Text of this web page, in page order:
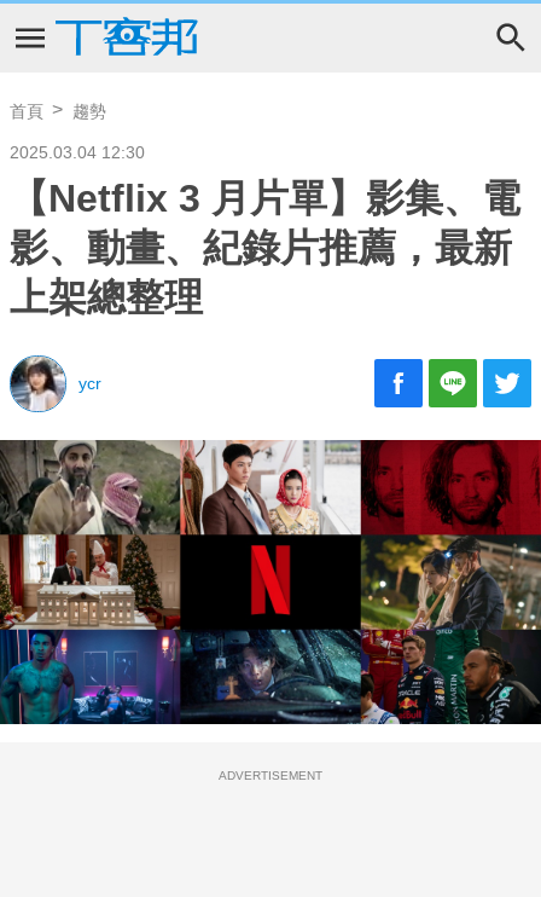
首頁 趨勢
2025.03.04 12:30
【Netflix 3 月片單】影集、電
影、動畫、紀錄片推薦，最新
上架總整理
ycr
ADVERTISEMENT